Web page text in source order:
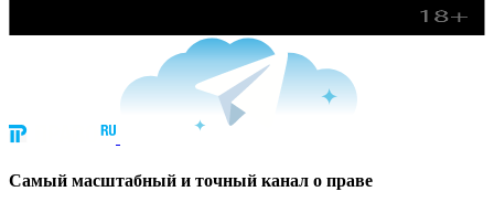
Cамый масштабный и точный канал о праве